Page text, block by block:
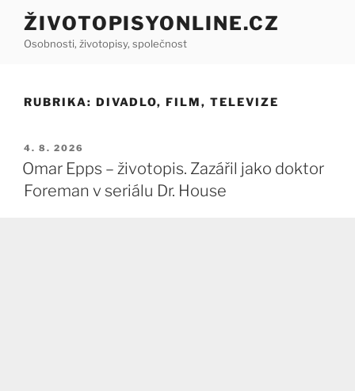
Přejít
obsahu
ŽIVOTOPISYONLINE.CZ
Osobnosti, životopisy, společnost
RUBRIKA: DIVADLO, FILM, TELEVIZE
PUBLIKOVÁNO
4. 8. 2026
Omar Epps – životopis. Zazářil jako doktor
Foreman v seriálu Dr. House